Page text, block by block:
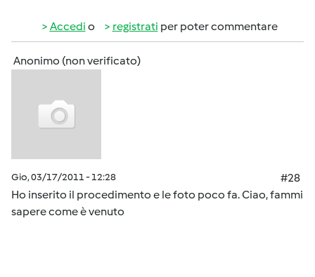
Accedi o registrati per poter commentare
Anonimo (non verificato)
Gio, 03/17/2011 - 12:28
#28
Ho inserito il procedimento e le foto poco fa. Ciao, fammi
sapere come è venuto